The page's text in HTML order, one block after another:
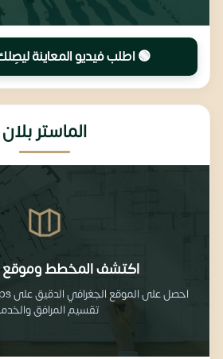
🟢 اطلب فيديو المعاينة
الماستر بلان
اكتشف المخطط وموقع
تقسيم المرافق